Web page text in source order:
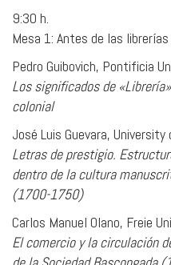
9:30 h.
Mesa 1: Antes de las librerías
Pedro Guibovich, Pontificia
Los significados de
colonial
José Luis Guevara, University
Letras de prestigio.
dentro de la cultura
(1700-1750)
Carlos Manuel Olano, Freie
El comercio y la circulación